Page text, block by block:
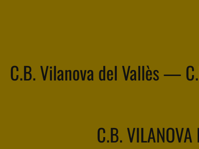
C.B. Vilanova del Vallès —
C.B. VILANOVA